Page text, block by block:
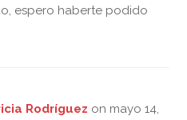
espero haberte podido
Rodríguez on mayo 14,